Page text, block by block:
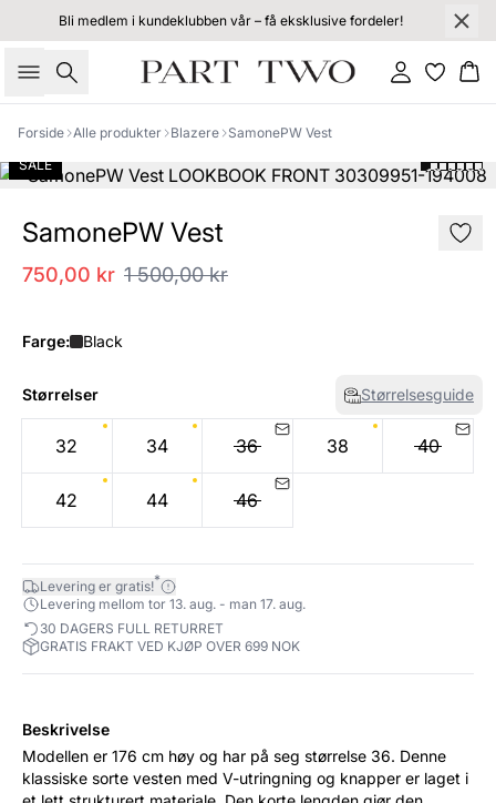
Bli medlem i kundeklubben vår – få eksklusive fordeler!
Søk Logg inn
Forside Alle produkter Blazere SamonePW Vest
SALE
SamonePW Vest
750,00 kr 1 500,00 kr
Farge: Black
Størrelser Størrelsesguide
32 34 36 38 40
42 44 46
Levering er gratis!*
Levering mellom tor 13. aug. - man 17. aug.
30 DAGERS FULL RETURRET
GRATIS FRAKT VED KJØP OVER 699 NOK
Beskrivelse
Modellen er 176 cm høy og har på seg størrelse 36. Denne
klassiske sorte vesten med V-utringning og knapper er laget i